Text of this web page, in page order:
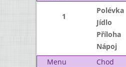
1
Polévka
Jídlo
Příloha
Nápoj
Menu
Chod